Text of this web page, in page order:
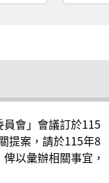
會」會議訂於115
提案，請於115年8
以彙辦相關事宜，